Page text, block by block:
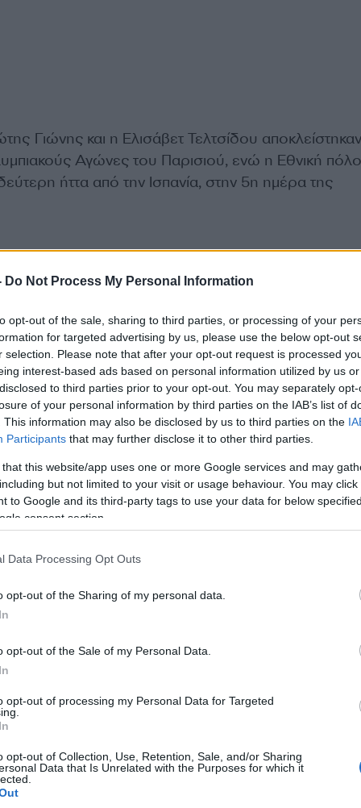
Do Not Process My Personal Information
opt-out of the sale, sharing to third parties, or processing of your
for targeted advertising by us, please use the below opt-out
selection. Please note that after your opt-out request is processed
interest-based ads based on personal information utilized by us
to third parties prior to your opt-out. You may separately
of your personal information by third parties on the IAB’s list of
This information may also be disclosed by us to third parties on the
Participants that may further disclose it to other third parties.
that this website/app uses one or more Google services and may
but not limited to your visit or usage behaviour. You may
to Google and its third-party tags to use your data for below
consent section.
Data Processing Opt Outs
opt-out of the Sharing of my personal data.
opt-out of the Sale of my Personal Data.
opt-out of processing my Personal Data for Targeted
opt-out of Collection, Use, Retention, Sale, and/or Sharing
Data that Is Unrelated with the Purposes for which it
Γιώνης και η Ελισάβετ Τελτσίδου αποκλείστηκαν
Αγώνες του Παρισιού, ενώ η Εθνική πόλο
ήττα από την Ισπανία, στην 5η ημέρα της
και η Ευαγγελία Αναστασιάδου, εξασφάλισαν
τελικό της δικώπου στο άθλημα της κωπηλασίας
του Παρισιού. Προκρίθηκαν ως 3ες της 1ης
και την Παρασκευή, 2 Αυγούστου, στις 12:42
με στόχο την κατάκτηση ενός μεταλλίου.
ΔΙΑΦΗΜΙΣΗ